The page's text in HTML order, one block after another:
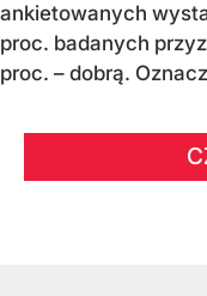
ankietowanych
proc. badanych
proc. – dobrą.